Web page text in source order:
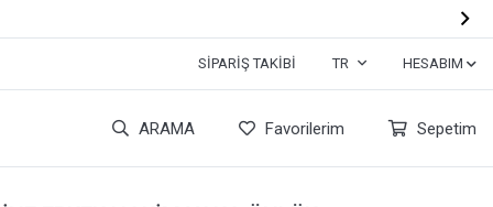

SIPARIŞ TAKIBI TR HESABIM
ARAMA Favorilerim Sepetim